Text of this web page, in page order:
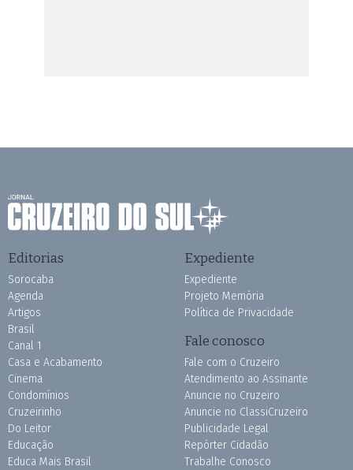
Editorias
Sorocaba
Agenda
Artigos
Brasil
Canal 1
Casa e Acabamento
Cinema
Condomínios
Cruzeirinho
Do Leitor
Educação
Educa Mais Brasil
Expediente
Expediente
Projeto Memória
Política de Privacidade
Fale conosco
Fale com o Cruzeiro
Atendimento ao Assinante
Anuncie no Cruzeiro
Anuncie no ClassiCruzeiro
Publicidade Legal
Repórter Cidadão
Trabalhe Conosco